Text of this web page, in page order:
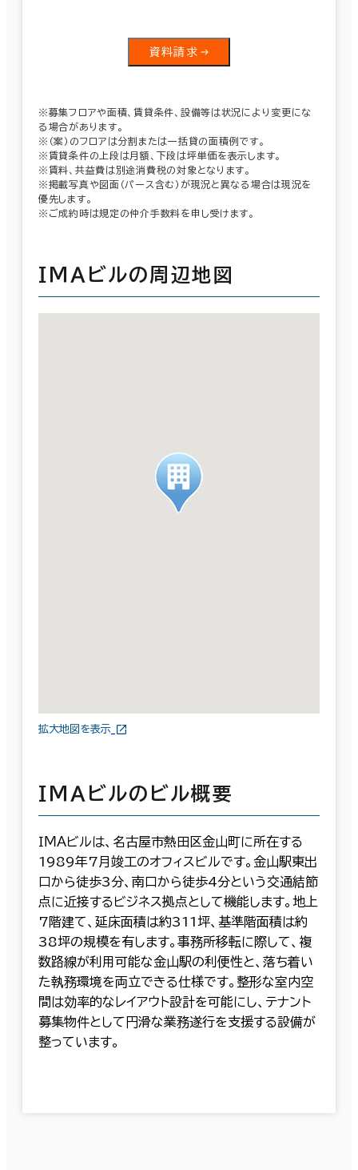
資料請求
※募集フロアや面積、賃貸条件、設備等は状況により変更にな
る場合があります。
※（案）のフロアは分割または一括貸の面積例です。
※賃貸条件の上段は月額、下段は坪単価を表示します。
※賃料、共益費は別途消費税の対象となります。
※掲載写真や図面（パース含む）が現況と異なる場合は現況を
優先します。
※ご成約時は規定の仲介手数料を申し受けます。
ＩＭＡビルの周辺地図
拡大地図を表示
ＩＭＡビルのビル概要
ＩＭＡビルは、名古屋市熱田区金山町に所在する
1989年7月竣工のオフィスビルです。金山駅東出
口から徒歩3分、南口から徒歩4分という交通結節
点に近接するビジネス拠点として機能します。地上
7階建て、延床面積は約311坪、基準階面積は約
38坪の規模を有します。事務所移転に際して、複
数路線が利用可能な金山駅の利便性と、落ち着い
た執務環境を両立できる仕様です。整形な室内空
間は効率的なレイアウト設計を可能にし、テナント
募集物件として円滑な業務遂行を支援する設備が
整っています。